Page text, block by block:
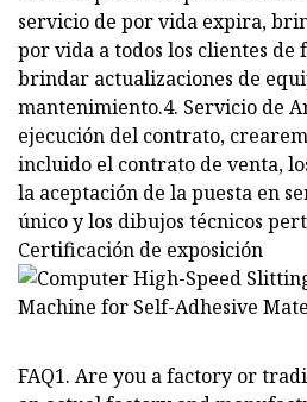
servicio de por vida expira,
por vida a todos los clientes
brindar actualizaciones de
mantenimiento.4. Servicio de
ejecución del contrato,
incluido el contrato de venta,
la aceptación de la puesta en
único y los dibujos técnicos
Certificación de exposición
FAQ1. Are you a factory or